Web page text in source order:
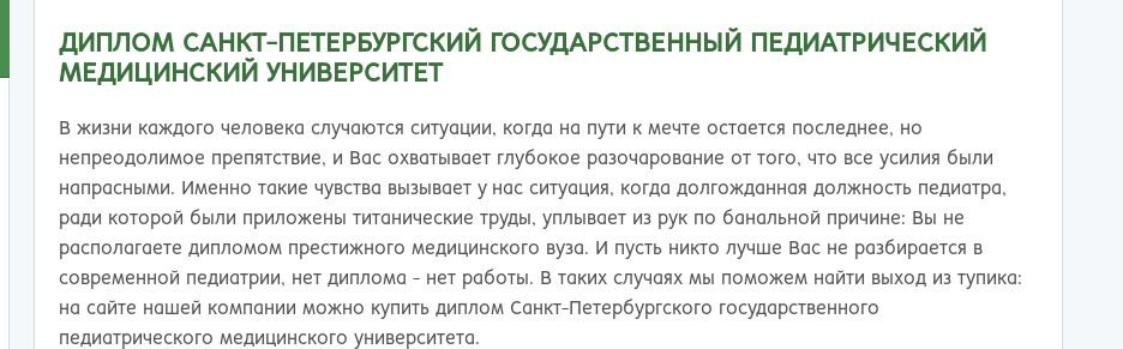
Архангельск
Астрахань
Белгород
Бийск
Благовещенск
Братск
Брянск
Великий Новгород
Владивосток
Владикавказ
Курган
Магнитогорск
Махачкала
Москва
Мурманск
Мытищи
Набережные Челны
Нальчик
Саранск
Сочи
Ставрополь
Стерлитамак
Сургут
Сыктывкар
Таганрог
Тамбов
ДИПЛОМ САНКТ-ПЕТЕРБУРГСКИЙ ГОСУДАРСТВЕННЫЙ ПЕДИАТРИЧЕСКИЙ
МЕДИЦИНСКИЙ УНИВЕРСИТЕТ
В жизни каждого человека случаются ситуации, когда на пути к мечте остается последнее, но
непреодолимое препятствие, и Вас охватывает глубокое разочарование от того, что все усилия были
напрасными. Именно такие чувства вызывает у нас ситуация, когда долгожданная должность педиатра,
ради которой были приложены титанические труды, уплывает из рук по банальной причине: Вы не
располагаете дипломом престижного медицинского вуза. И пусть никто лучше Вас не разбирается в
современной педиатрии, нет диплома - нет работы. В таких случаях мы поможем найти выход из тупика:
на сайте нашей компании можно купить диплом Санкт-Петербургского государственного
педиатрического медицинского университета.